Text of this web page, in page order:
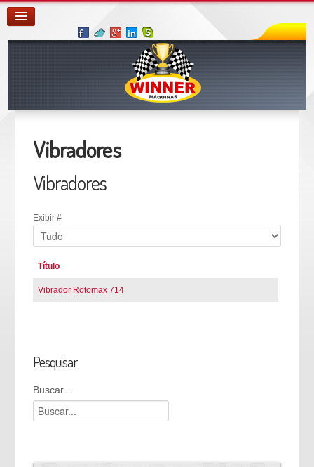
Vibradores
Vibradores
Exibir #
Título
Vibrador Rotomax 714
Pesquisar
Buscar...